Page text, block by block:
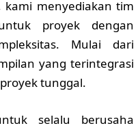
kami menyediakan tim
proyek dengan
Mulai dari
yang terintegrasi
tunggal.
selalu berusaha